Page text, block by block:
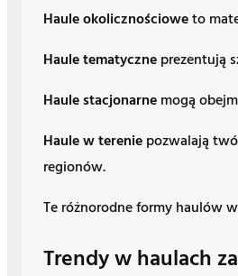
Haule okolicznościoweto
Haule tematyczneprezentują
Haule stacjonarnemogą
Haule w tereniepozwalają
regionów.
Te różnorodne formy haulów
Trendy w haulach